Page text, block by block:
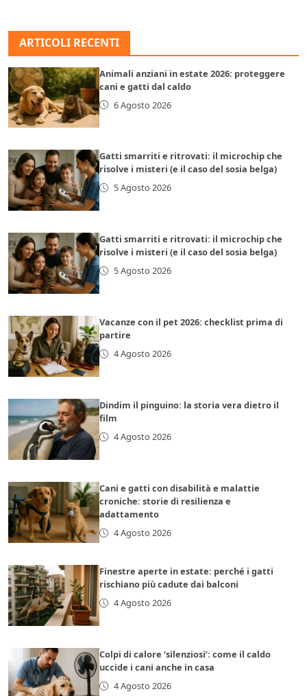
ARTICOLI RECENTI
Animali anziani in estate 2026: proteggere
cani e gatti dal caldo
6 Agosto 2026
Gatti smarriti e ritrovati: il microchip che
risolve i misteri (e il caso del sosia belga)
5 Agosto 2026
Gatti smarriti e ritrovati: il microchip che
risolve i misteri (e il caso del sosia belga)
5 Agosto 2026
Vacanze con il pet 2026: checklist prima di
partire
4 Agosto 2026
Dindim il pinguino: la storia vera dietro il
film
4 Agosto 2026
Cani e gatti con disabilità e malattie
croniche: storie di resilienza e
adattamento
4 Agosto 2026
Finestre aperte in estate: perché i gatti
rischiano più cadute dai balconi
4 Agosto 2026
Colpi di calore ‘silenziosi’: come il caldo
uccide i cani anche in casa
4 Agosto 2026